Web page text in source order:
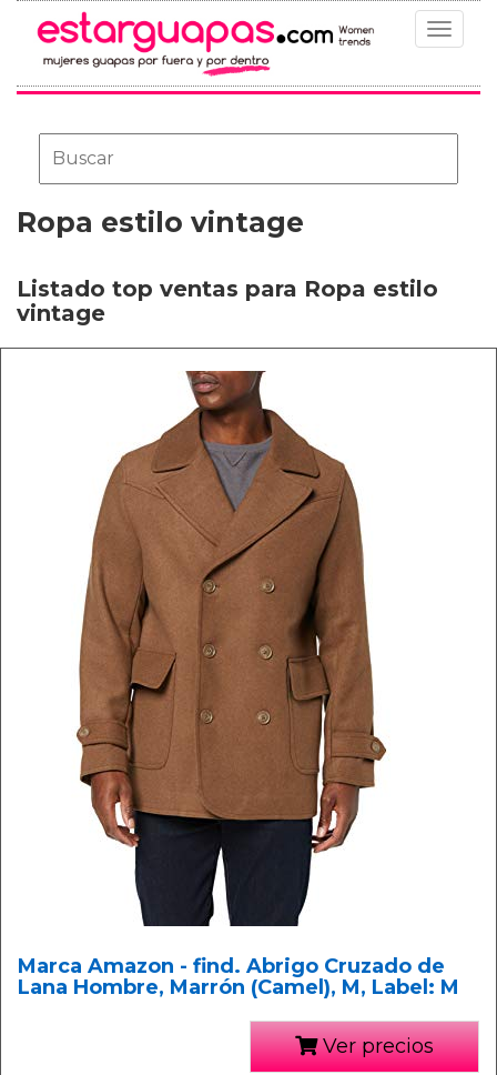
Toggle
Ropa estilo vintage
Listado top ventas para Ropa estilo
vintage
Marca Amazon - find. Abrigo Cruzado de
Lana Hombre, Marrón (Camel), M, Label: M
Ver precios